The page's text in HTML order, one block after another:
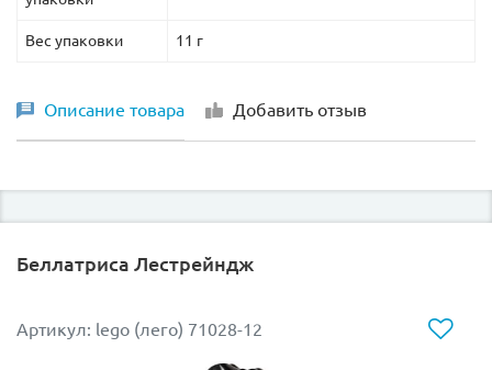
Вес упаковки 11 г
Описание товара Добавить отзыв
Беллатриса Лестрейндж
Артикул: lego (лего) 71028-12